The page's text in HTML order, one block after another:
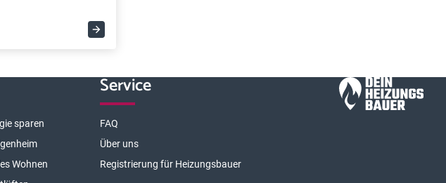
sparen
Wohnen
Service
FAQ
Über uns
Registrierung für Heizungsbauer